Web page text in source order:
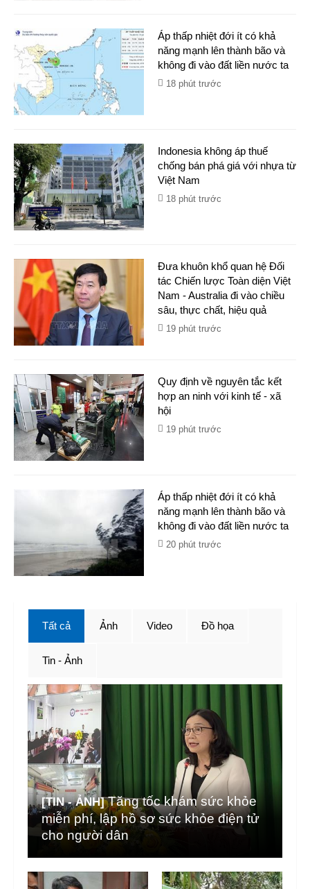
Áp thấp nhiệt đới ít có khả
năng mạnh lên thành bão và
không đi vào đất liền nước ta
18 phút trước
Indonesia không áp thuế
chống bán phá giá với nhựa từ
Việt Nam
18 phút trước
Đưa khuôn khổ quan hệ Đối
tác Chiến lược Toàn diện Việt
Nam - Australia đi vào chiều
sâu, thực chất, hiệu quả
19 phút trước
Quy định về nguyên tắc kết
hợp an ninh với kinh tế - xã
hội
19 phút trước
Áp thấp nhiệt đới ít có khả
năng mạnh lên thành bão và
không đi vào đất liền nước ta
20 phút trước
Tất cả
[TIN - ẢNH] Tăng tốc khám sức khỏe
miễn phí, lập hồ sơ sức khỏe điện tử
cho người dân
Ảnh Video Đồ họa
Tin - Ảnh